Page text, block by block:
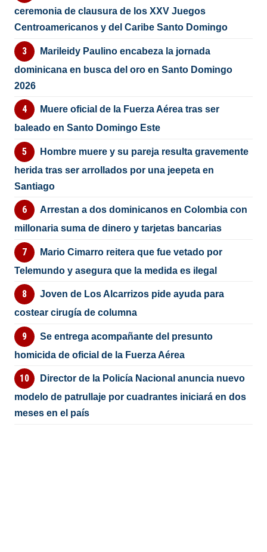
ceremonia de clausura de los XXV Juegos
Centroamericanos y del Caribe Santo Domingo
Marileidy Paulino encabeza la jornada
dominicana en busca del oro en Santo Domingo
2026
Muere oficial de la Fuerza Aérea tras ser
baleado en Santo Domingo Este
Hombre muere y su pareja resulta gravemente
herida tras ser arrollados por una jeepeta en
Santiago
Arrestan a dos dominicanos en Colombia con
millonaria suma de dinero y tarjetas bancarias
Mario Cimarro reitera que fue vetado por
Telemundo y asegura que la medida es ilegal
Joven de Los Alcarrizos pide ayuda para
costear cirugía de columna
Se entrega acompañante del presunto
homicida de oficial de la Fuerza Aérea
Director de la Policía Nacional anuncia nuevo
modelo de patrullaje por cuadrantes iniciará en dos
meses en el país